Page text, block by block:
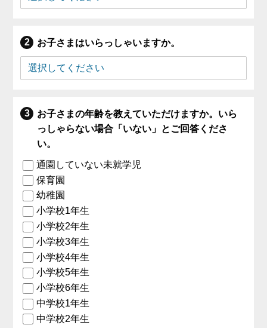
お子さまはいらっしゃいますか。
お子さまの年齢を教えていただけますか。いら
っしゃらない場合「いない」とご回答くださ
い。
通園していない未就学児
保育園
幼稚園
小学校1年生
小学校2年生
小学校3年生
小学校4年生
小学校5年生
小学校6年生
中学校1年生
中学校2年生